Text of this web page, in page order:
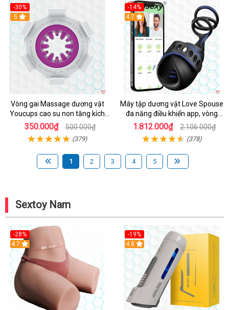
-30%
5
Vòng gai Massage dương vật
Youcups cao su non tăng kích
thước
350.000₫ 500.000₫
(379)
-14%
4.7
Máy tập dương vật Love Spouse
đa năng điều khiển app, vòng
đeo siêu tiện
1.812.000₫ 2.106.000₫
(378)
1 2 3 4 5
Sextoy Nam
-28%
4.7
-19%
Hot
4.8